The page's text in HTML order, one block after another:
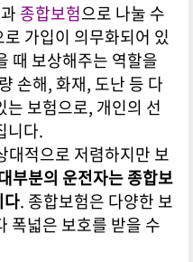
과 종합보험으로 나눌 수
가입이 의무화되어 있
때 보상해주는 역할을
손해, 화재, 도난 등 다
보험으로, 개인의 선
니다.
대적으로 저렴하지만 보
부분의 운전자는 종합보
다. 종합보험은 다양한 보
폭넓은 보호를 받을 수